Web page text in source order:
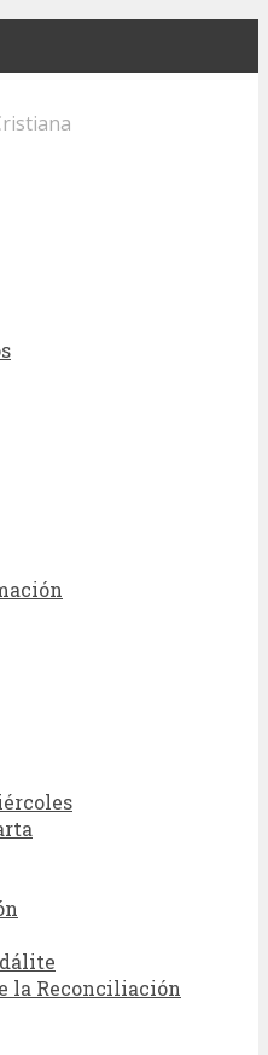
la Reconciliación